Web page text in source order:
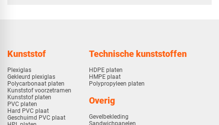
Kunststof
Plexiglas
Gekleurd plexiglas
Polycarbonaat platen
Kunststof voorzetramen
Kunststof platen
PVC platen
Hard PVC plaat
Geschuimd PVC plaat
Technische kunststoffen
HDPE platen
HMPE plaat
Polypropyleen platen
Overig
Gevelbekleding
Sandwichpanelen